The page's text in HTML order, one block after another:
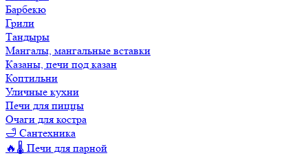
Барбекю
Грили
Тандыры
Мангалы, мангальные вставки
Казаны, печи под казан
Коптильни
Уличные кухни
Печи для пиццы
Очаги для костра
🛁 Сантехника
🔥🌡️ Печи для парной